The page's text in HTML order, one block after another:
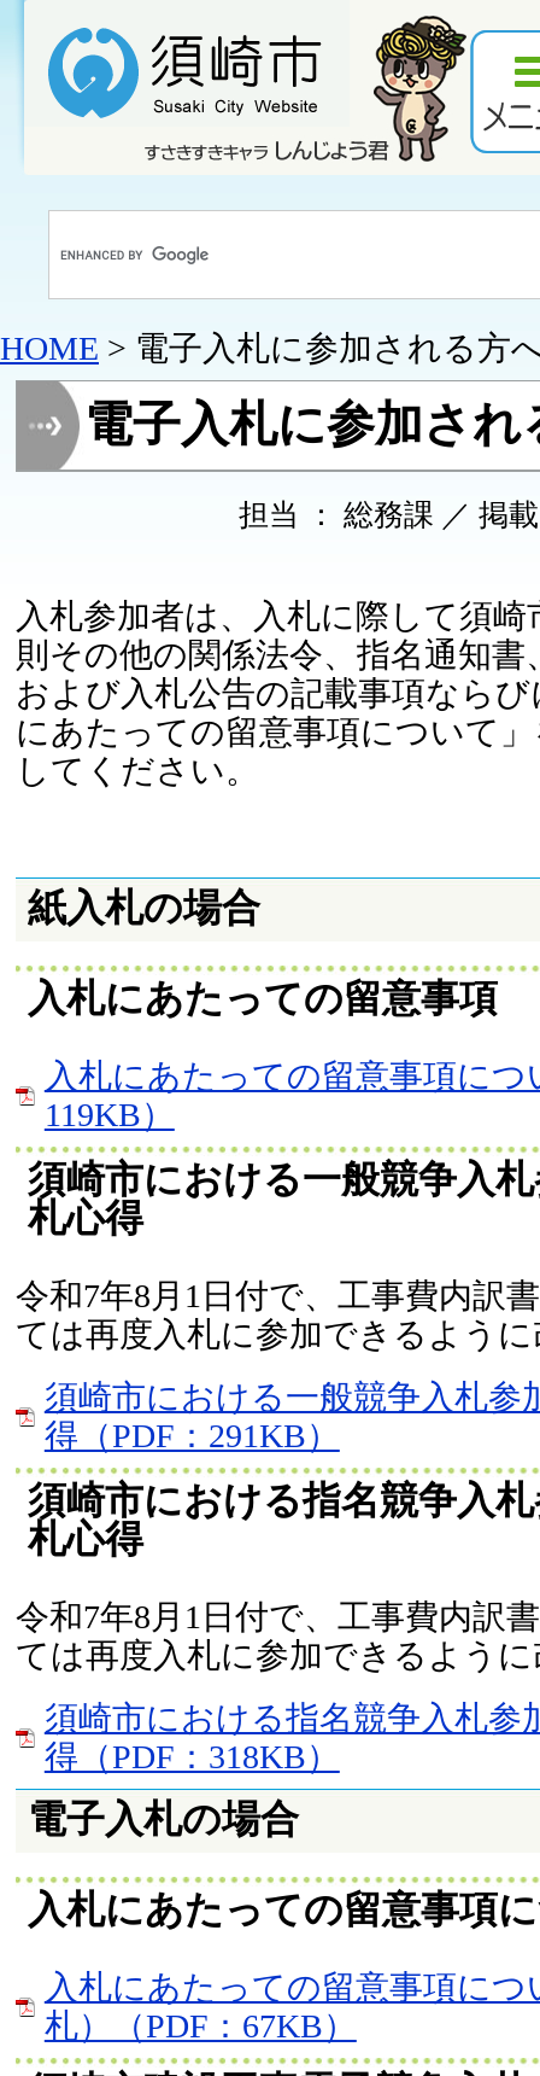
HOME > 電子入札に参加される方
電子入札に参加され
担当 ： 総務課 ／ 掲
入札参加者は、入札に際して須崎
則その他の関係法令、指名通知書
および入札公告の記載事項なら
にあたっての留意事項について
してください。
紙入札の場合
入札にあたっての留意事項
入札にあたっての留意事項につ
119KB）
須崎市における一般競争入
札心得
令和7年8月1日付で、工事費内訳
ては再度入札に参加できるよう
須崎市における一般競争入札参
得（PDF：291KB）
須崎市における指名競争入
札心得
令和7年8月1日付で、工事費内訳
ては再度入札に参加できるよう
須崎市における指名競争入札参
得（PDF：318KB）
電子入札の場合
入札にあたっての留意事項
入札にあたっての留意事項につ
札）（PDF：67KB）